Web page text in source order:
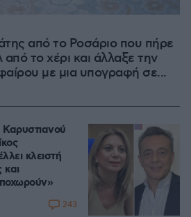
από το Ροσάριο που πήρε
το χέρι και άλλαξε την
με μια υπογραφή σε...
Καρυστιανού
κλειστή
243